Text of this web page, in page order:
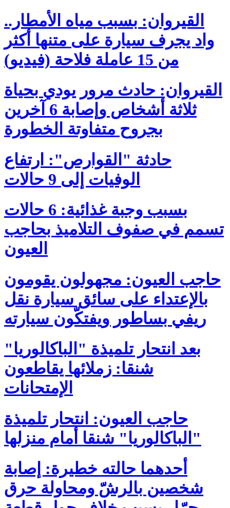
القيروان: بسبب مياه الأمطار..
واد يجرف سيارة على متنها أكثر
من 15 عاملة فلاحة (فيديو)
القيروان: حادث مرور يودي بحياة
ثلاثة أشخاص وإصابة 6 آخرين
بجروح متفاوتة الخطورة
حادثة "القوارص": ارتفاع
الوفيات إلى 9 حالات
بسبب وجبة غذائية: 6 حالات
تسمم في صفوف التلاميذ بحاجب
العيون
حاجب العيون: مجهولون يقومون
بالإعتداء على سائق سيارة نقل
ريفي بساطور ويفتكّون سيارته
بعد انتحار تلميذة "الباكالوريا"
شنقا: زملائها يقاطعون
الإمتحانات
حاجب العيون: انتحار تلميذة
"الباكالوريا" شنقا أمام منزلها
أحدهما حالته خطيرة: إصابة
شخصين بالرشّ ومحاولة حرق